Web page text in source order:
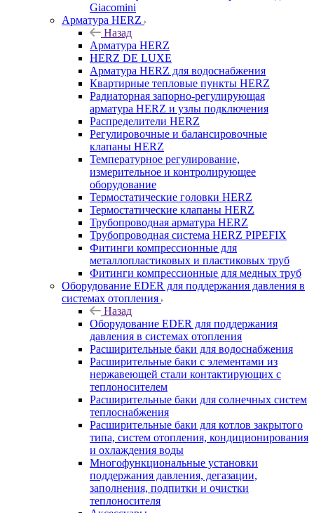
Giacomini
Арматура HERZ
Назад
Арматура HERZ
HERZ DE LUXE
Арматура HERZ для водоснабжения
Квартирные тепловые пункты HERZ
Радиаторная запорно-регулирующая
арматура HERZ и узлы подключения
Распределители HERZ
Регулировочные и балансировочные
клапаны HERZ
Температурное регулирование,
измерительное и контролирующее
оборудование
Термостатические головки HERZ
Термостатические клапаны HERZ
Трубопроводная арматура HERZ
Трубопроводная система HERZ PIPEFIX
Фитинги компрессионные для
металлопластиковых и пластиковых труб
Фитинги компрессионные для медных труб
Оборудование EDER для поддержания давления в
системах отопления
Назад
Оборудование EDER для поддержания
давления в системах отопления
Расширительные баки для водоснабжения
Расширительные баки с элементами из
нержавеющей стали контактирующих с
теплоносителем
Расширительные баки для солнечных систем
теплоснабжения
Расширительные баки для котлов закрытого
типа, систем отопления, кондиционирования
и охлаждения воды
Многофункциональные установки
поддержания давления, дегазации,
заполнения, подпитки и очистки
теплоносителя